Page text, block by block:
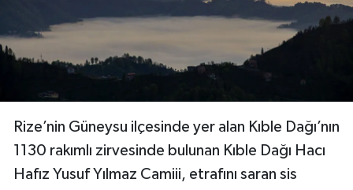
Rize’nin Güneysu ilçesinde yer alan Kıble Dağı’nın
1130 rakımlı zirvesinde bulunan Kıble Dağı Hacı
Hafız Yusuf Yılmaz Camiii, etrafını saran sis
Yozgat Müftülüğü
Zonguldak Müftülüğü